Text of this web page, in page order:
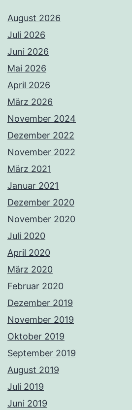
August 2026
Juli 2026
Juni 2026
Mai 2026
April 2026
März 2026
November 2024
Dezember 2022
November 2022
März 2021
Januar 2021
Dezember 2020
November 2020
Juli 2020
April 2020
März 2020
Februar 2020
Dezember 2019
November 2019
Oktober 2019
September 2019
August 2019
Juli 2019
Juni 2019